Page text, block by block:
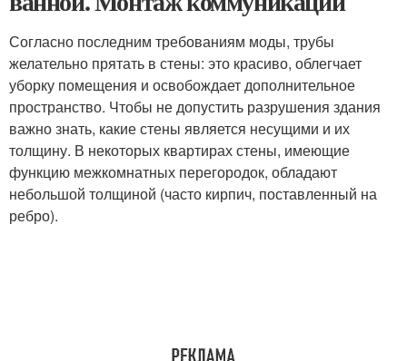
Согласно последним требованиям моды, трубы
желательно прятать в стены: это красиво, облегчает
уборку помещения и освобождает дополнительное
пространство. Чтобы не допустить разрушения здания
важно знать, какие стены является несущими и их
толщину. В некоторых квартирах стены, имеющие
функцию межкомнатных перегородок, обладают
небольшой толщиной (часто кирпич, поставленный на
ребро).